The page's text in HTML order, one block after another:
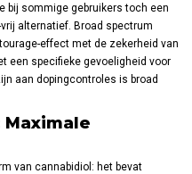
bij sommige gebruikers toch een
alternatief. Broad spectrum
effect met de zekerheid van
een specifieke gevoeligheid voor
aan dopingcontroles is broad
Maximale
van cannabidiol: het bevat